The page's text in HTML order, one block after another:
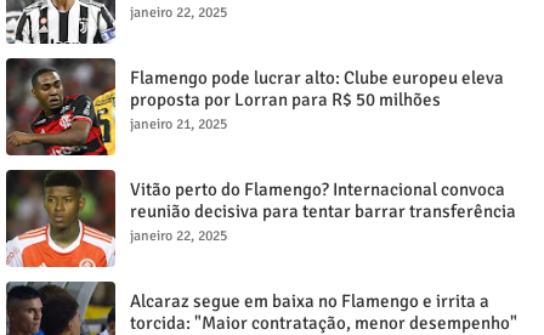
janeiro 22, 2025
Flamengo pode lucrar alto: Clube europeu eleva
proposta por Lorran para R$ 50 milhões
janeiro 21, 2025
Vitão perto do Flamengo? Internacional convoca
reunião decisiva para tentar barrar transferência
milionária
janeiro 22, 2025
Alcaraz segue em baixa no Flamengo e irrita a
torcida: "Maior contratação, menor desempenho"